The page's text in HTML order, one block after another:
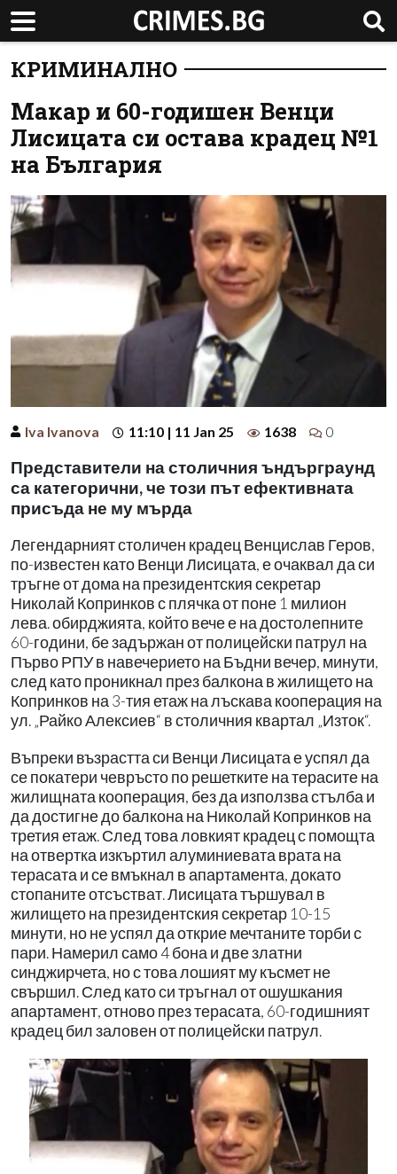
КРИМИНАЛНО
Макар и 60-годишен Венци
Лисицата си остава крадец №1
на България
Iva Ivanova 11:10 | 11 Jan 25 1638 0
Представители на столичния ъндърграунд
са категорични, че този път ефективната
присъда не му мърда
Легендарният столичен крадец Венцислав Геров,
по-известен като Венци Лисицата, е очаквал да си
тръгне от дома на президентския секретар
Николай Копринков с плячка от поне 1 милион
лева. обирджията, който вече е на достолепните
60-години, бе задържан от полицейски патрул на
Първо РПУ в навечерието на Бъдни вечер, минути,
след като проникнал през балкона в жилището на
Копринков на 3-тия етаж на лъскава кооперация на
ул. „Райко Алексиев“ в столичния квартал „Изток“.
Въпреки възрастта си Венци Лисицата е успял да
се покатери чевръсто по решетките на терасите на
жилищната кооперация, без да използва стълба и
да достигне до балкона на Николай Копринков на
третия етаж. След това ловкият крадец с помощта
на отвертка изкъртил алуминиевата врата на
терасата и се вмъкнал в апартамента, докато
стопаните отсъстват. Лисицата тършувал в
жилището на президентския секретар 10-15
минути, но не успял да открие мечтаните торби с
пари. Намерил само 4 бона и две златни
синджирчета, но с това лошият му късмет не
свършил. След като си тръгнал от ошушкания
апартамент, отново през терасата, 60-годишният
крадец бил заловен от полицейски патрул.